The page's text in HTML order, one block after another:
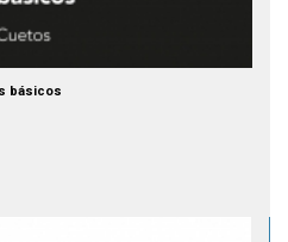
básicos